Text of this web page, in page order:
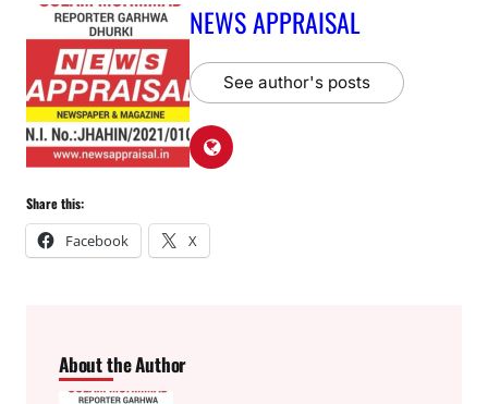
NEWS APPRAISAL
See author's posts
Share this:
Facebook X
About the Author